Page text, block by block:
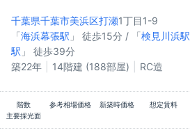
千葉県千葉市美浜区打瀬1丁目1-9
「海浜幕張駅 」 徒歩15分 / 「検見川浜駅
駅 」 徒歩39分
築22年
14階建 (188部屋) RC造
階数 参考相場価格 新築時価格 想定賃料
主要採光面